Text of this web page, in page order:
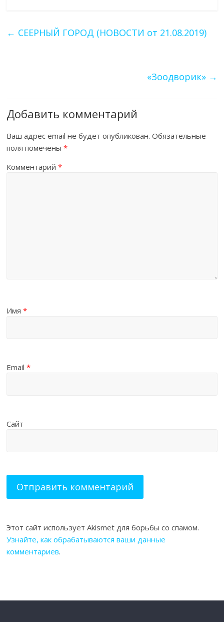
← СЕЕРНЫЙ ГОРОД (НОВОСТИ от 21.08.2019)
«Зоодворик» →
Добавить комментарий
Ваш адрес email не будет опубликован. Обязательные
поля помечены*
Комментарий*
Имя*
Email*
Сайт
Этот сайт использует Akismet для борьбы со спамом.
Узнайте, как обрабатываются ваши данные
комментариев.